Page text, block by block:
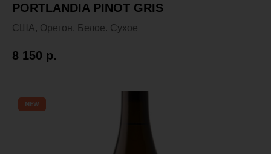
PORTLANDIA PINOT GRIS
США, Орегон. Белое. Сухое
8 150 р.
NEW